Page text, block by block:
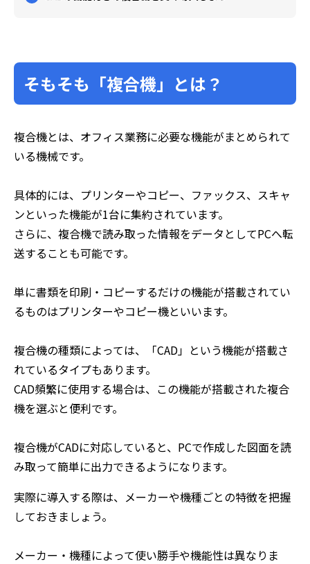
そもそも「複合機」とは？
複合機とは、オフィス業務に必要な機能がまとめられて
いる機械です。
具体的には、プリンターやコピー、ファックス、スキャ
ンといった機能が1台に集約されています。
さらに、複合機で読み取った情報をデータとしてPCへ転
送することも可能です。
単に書類を印刷・コピーするだけの機能が搭載されてい
るものはプリンターやコピー機といいます。
複合機の種類によっては、「CAD」という機能が搭載さ
れているタイプもあります。
CAD頻繁に使用する場合は、この機能が搭載された複合
機を選ぶと便利です。
複合機がCADに対応していると、PCで作成した図面を読
み取って簡単に出力できるようになります。
実際に導入する際は、メーカーや機種ごとの特徴を把握
しておきましょう。
メーカー・機種によって使い勝手や機能性は異なりま